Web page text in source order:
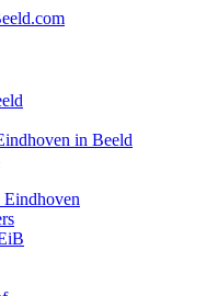
in Beeld
Eindhoven